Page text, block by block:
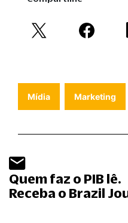
Mídia Marketing
Quem faz o PIB lê.
Receba o Brazil